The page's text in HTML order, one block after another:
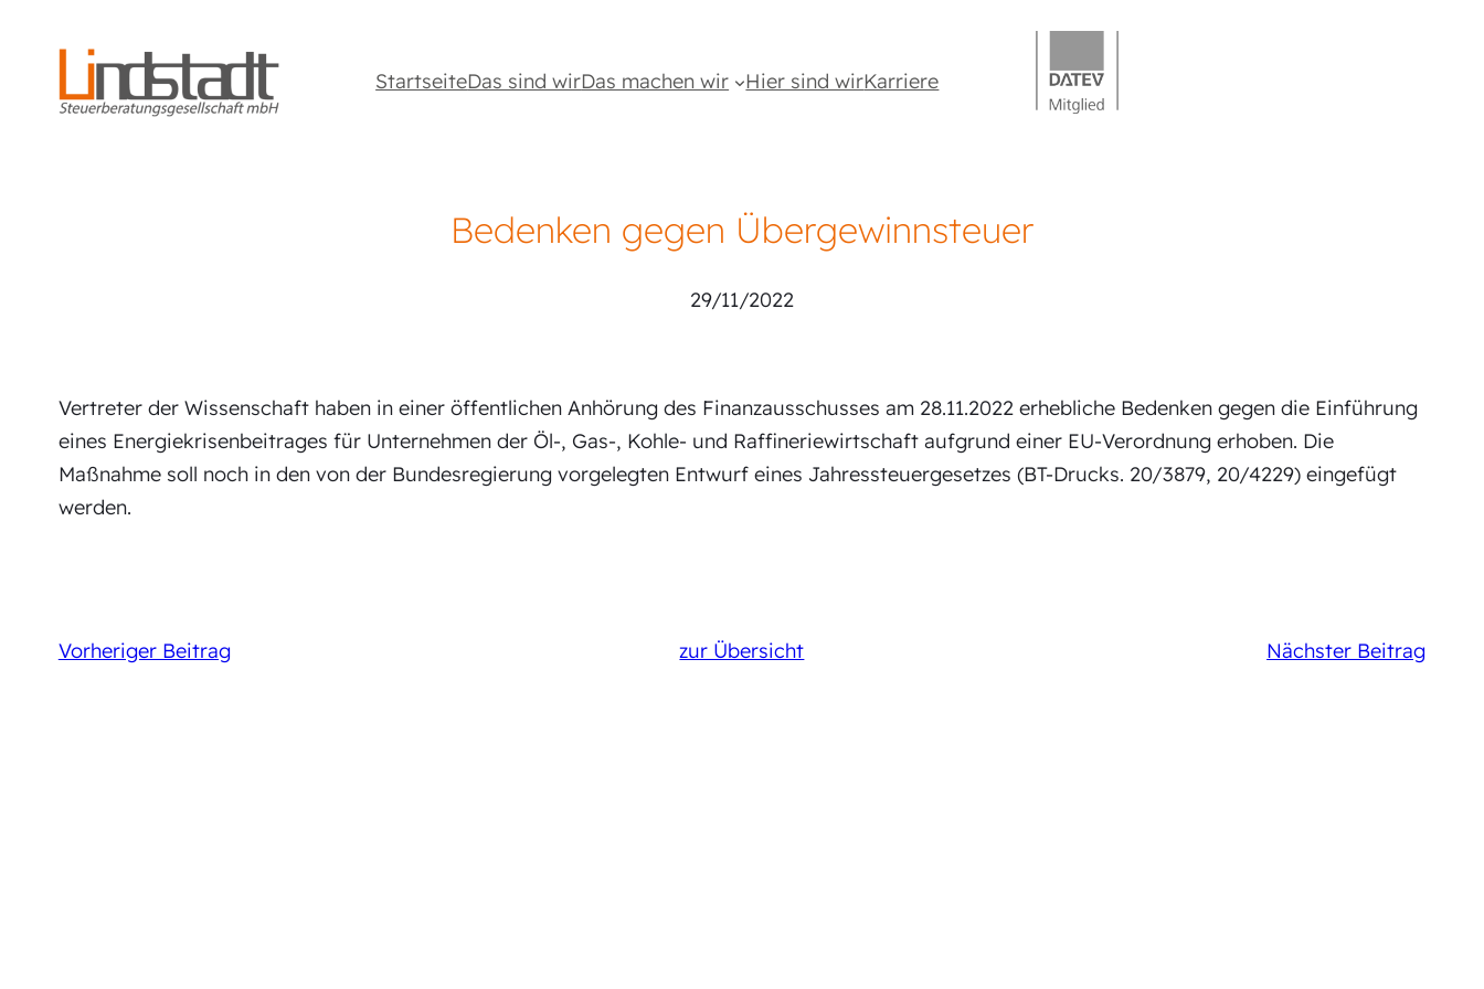
StartseiteDas sind wirDas machen wir Hier sind wirKarriere
Bedenken gegen Übergewinnsteuer
29/11/2022
Vertreter der Wissenschaft haben in einer öffentlichen Anhörung des Finanzausschusses am 28.11.2022 erhebliche Bedenken gegen die Einführung
eines Energiekrisenbeitrages für Unternehmen der Öl-, Gas-, Kohle- und Raffineriewirtschaft aufgrund einer EU-Verordnung erhoben. Die
Maßnahme soll noch in den von der Bundesregierung vorgelegten Entwurf eines Jahressteuergesetzes (BT-Drucks. 20/3879, 20/4229) eingefügt
werden.
Vorheriger Beitrag zur Übersicht Nächster Beitrag